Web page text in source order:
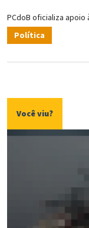
PCdoB oficializa apoio
Política
Você viu?